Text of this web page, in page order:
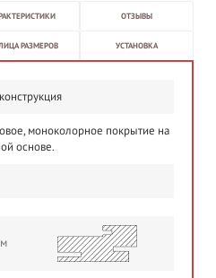
ОТЗЫВЫ
РАЗМЕРОВ УСТАНОВКА
моноколорное покрытие на
основе.